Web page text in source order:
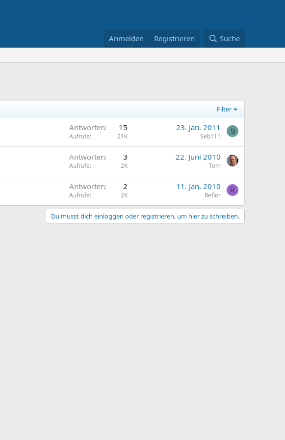
Anmelden Registrieren Suche
Filter
Antworten 15
Aufrufe 21K
23. Jan. 2011
Seb111
S
Antworten 3
Aufrufe 2K
22. Juni 2010
Tom
Antworten 2
Aufrufe 2K
11. Jan. 2010
Reflor
R
Du musst dich einloggen oder registrieren, um hier zu schreiben.